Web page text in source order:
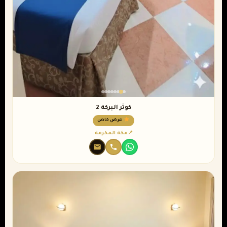
كوثر البركة 2
عرض خاص
مكة المكرمة